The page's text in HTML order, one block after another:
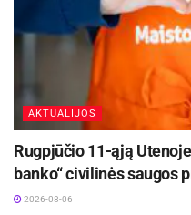
AKTUALIJOS
Rugpjūčio 11-ąją
banko“ civilinės saugos
2026-08-06